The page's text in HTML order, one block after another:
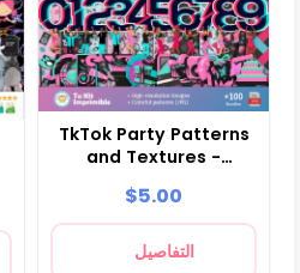
TkTok Party Patterns
and Textures -
Kits
$5.00
التفاصيل